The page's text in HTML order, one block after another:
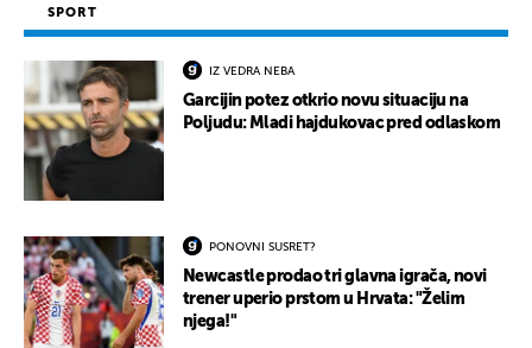
SPORT
IZ VEDRA NEBA
Garcijin potez otkrio novu situaciju na
Poljudu: Mladi hajdukovac pred odlaskom
PONOVNI SUSRET?
Newcastle prodao tri glavna igrača, novi
trener uperio prstom u Hrvata: "Želim
njega!"